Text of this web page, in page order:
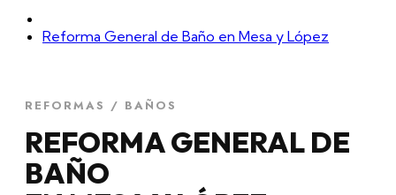
Reforma General de Baño en Mesa y López
REFORMAS / BAÑOS
REFORMA GENERAL DE
BAÑO